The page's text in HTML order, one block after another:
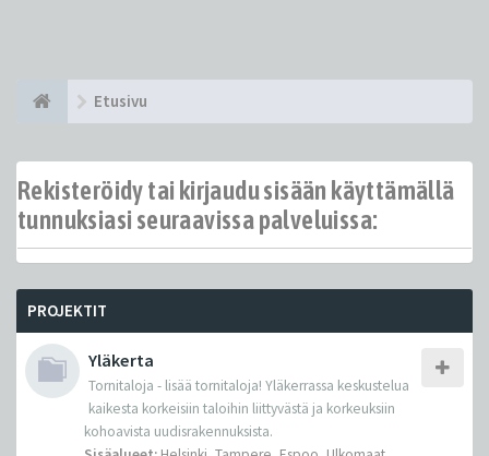
Etusivu
Rekisteröidy tai kirjaudu sisään käyttämällä
tunnuksiasi seuraavissa palveluissa:
PROJEKTIT
Yläkerta
Tornitaloja - lisää tornitaloja! Yläkerrassa keskustelua
kaikesta korkeisiin taloihin liittyvästä ja korkeuksiin
kohoavista uudisrakennuksista.